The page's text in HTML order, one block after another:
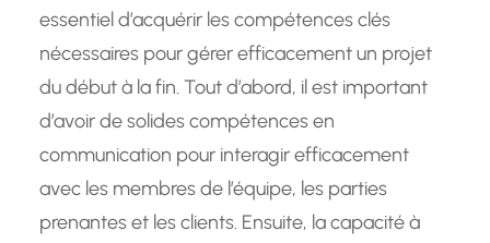
essentiel d’acquérir les compétences clés
nécessaires pour gérer efficacement un projet
du début à la fin. Tout d’abord, il est important
d’avoir de solides compétences en
communication pour interagir efficacement
avec les membres de l’équipe, les parties
prenantes et les clients. Ensuite, la capacité à